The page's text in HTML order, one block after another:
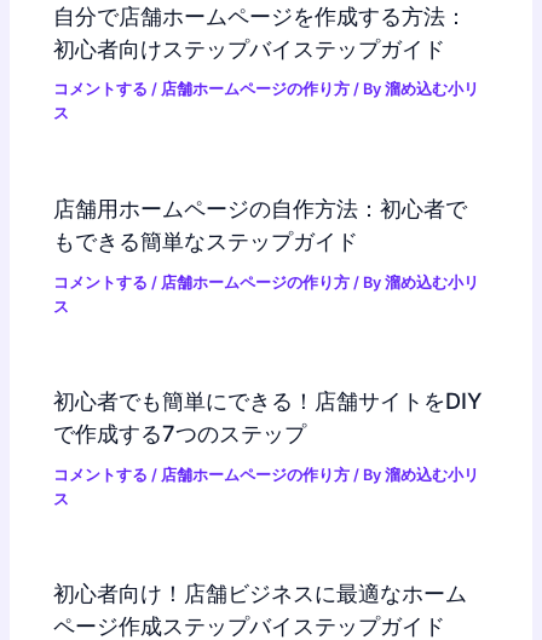
自分で店舗ホームページを作成する方法：
初心者向けステップバイステップガイド
コメントする / 店舗ホームページの作り方 / By溜め込む小リ
ス
店舗用ホームページの自作方法：初心者で
もできる簡単なステップガイド
コメントする / 店舗ホームページの作り方 / By溜め込む小リ
ス
初心者でも簡単にできる！店舗サイトをDIY
で作成する7つのステップ
コメントする / 店舗ホームページの作り方 / By溜め込む小リ
ス
初心者向け！店舗ビジネスに最適なホーム
ページ作成ステップバイステップガイド